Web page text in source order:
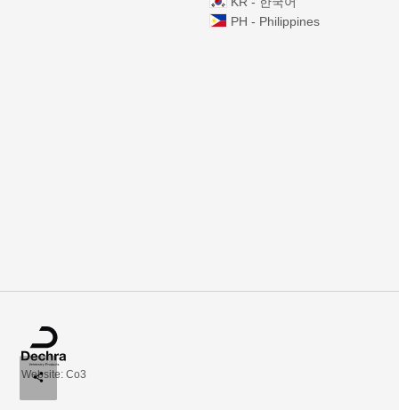
share
PH - Philippines
Website: Co3